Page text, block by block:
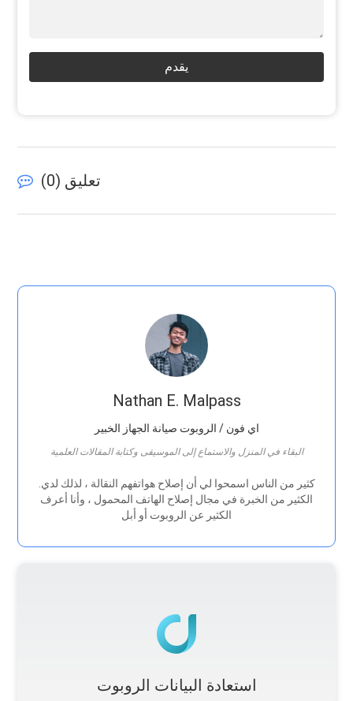
يقدم
تعليق ( 0
)
Nathan E. Malpass
اي فون / الروبوت صيانة الجهاز الخبير
البقاء في المنزل والاستماع إلى الموسيقى وكتابة المقالات العلمية
الكثير من الخبرة في مجال إصلاح الهاتف المحمول ، وأنا أعرف
الكثير عن الروبوت أو أبل
استعادة البيانات الروبوت